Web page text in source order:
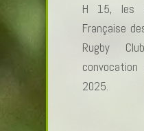
H 15, les
Française
Rugby
2025.